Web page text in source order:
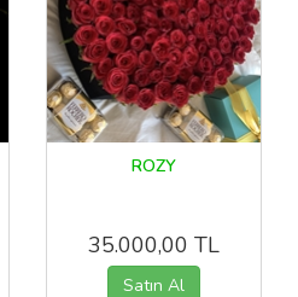
ROZY
35.000,00 TL